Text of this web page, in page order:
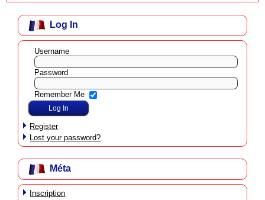
Log In
Username
Password
Remember Me
Register
Lost your password?
Méta
Inscription